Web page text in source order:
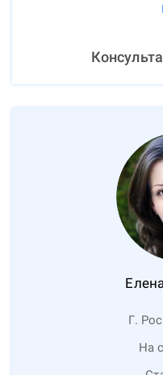
Елена
Г.
На